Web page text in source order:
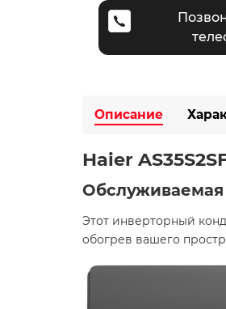
Описание
Haier
Этот инверторный
обогрев вашего